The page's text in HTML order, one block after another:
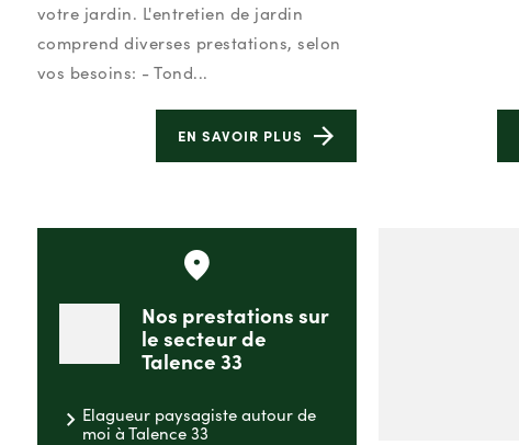
votre jardin. L'entretien de jardin
comprend diverses prestations, selon
vos besoins: - Tond...
EN SAVOIR PLUS
Nos prestations sur
le secteur de
Talence 33
Elagueur paysagiste autour de
moi à Talence 33